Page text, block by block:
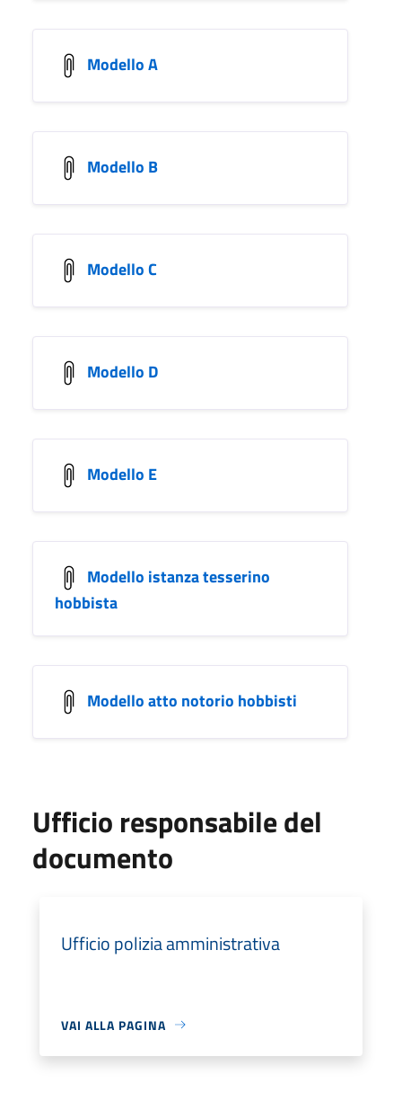
Modello A
Modello B
Modello C
Modello D
Modello E
Modello istanza tesserino
hobbista
Modello atto notorio hobbisti
Ufficio responsabile del
documento
Ufficio polizia amministrativa
VAI ALLA PAGINA